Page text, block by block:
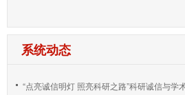
系统动态
“点亮诚信明灯 照亮科研之路”科研诚信与学